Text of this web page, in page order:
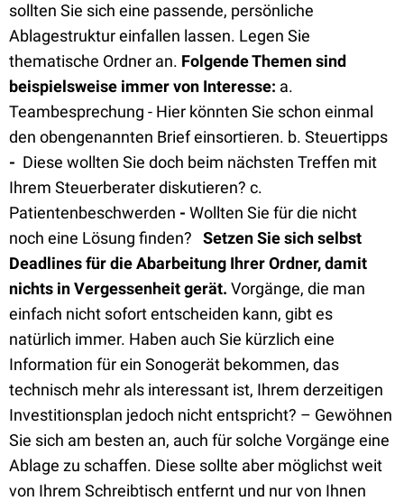
sollten Sie sich eine passende, persönliche
Ablagestruktur einfallen lassen. Legen Sie
thematische Ordner an. Folgende Themen sind
beispielsweise immer von Interesse: a.
Teambesprechung - Hier könnten Sie schon einmal
den obengenannten Brief einsortieren. b. Steuertipps
- Diese wollten Sie doch beim nächsten Treffen mit
Ihrem Steuerberater diskutieren? c.
Patientenbeschwerden - Wollten Sie für die nicht
noch eine Lösung finden? Setzen Sie sich selbst
Deadlines für die Abarbeitung Ihrer Ordner, damit
nichts in Vergessenheit gerät. Vorgänge, die man
einfach nicht sofort entscheiden kann, gibt es
natürlich immer. Haben auch Sie kürzlich eine
Information für ein Sonogerät bekommen, das
technisch mehr als interessant ist, Ihrem derzeitigen
Investitionsplan jedoch nicht entspricht? – Gewöhnen
Sie sich am besten an, auch für solche Vorgänge eine
Ablage zu schaffen. Diese sollte aber möglichst weit
von Ihrem Schreibtisch entfernt und nur von Ihnen